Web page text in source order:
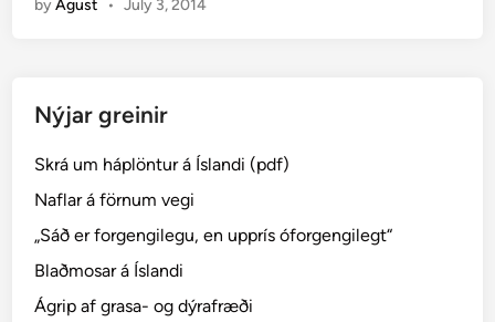
byÁgust • July 3, 2014
Nýjar greinir
Skrá um háplöntur á Íslandi (pdf)
Naflar á förnum vegi
„Sáð er forgengilegu, en upprís óforgengilegt“
Blaðmosar á Íslandi
Ágrip af grasa- og dýrafræði